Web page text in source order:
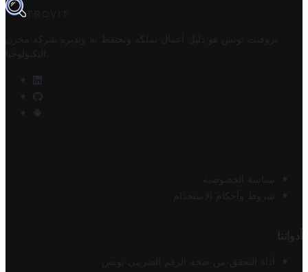
TROVIT
تروفيت تونس هو دليل أعمال تملكه وتحتفظ به وتديره
شركة مخزن
التكنولوجيا
سياسة الخصوصية
شروط وأحكام الاستخدام
أدواتنا
أداة التحقق من صحة الرقم الضريبي تونس